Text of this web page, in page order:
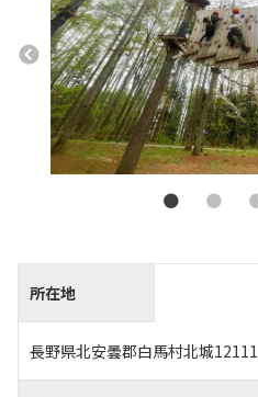
所在地
長野県北安曇郡白馬村北城12111